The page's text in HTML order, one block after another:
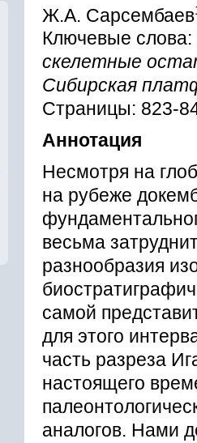
Ж.А. Сарсембаев
Ключевые слова:
скелетные
Сибирская
Страницы: 823-
Аннотация
Несмотря на
на рубеже
весьма
разнообразия
самой
для этого
часть разреза
настоящего
аналогов. Нами